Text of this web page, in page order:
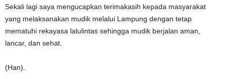
Sekali lagi saya mengucapkan terimakasih kepada masyarakat
yang melaksanakan mudik melalui Lampung dengan tetap
mematuhi rekayasa lalulintas sehingga mudik berjalan aman,
lancar, dan sehat.
(Han).